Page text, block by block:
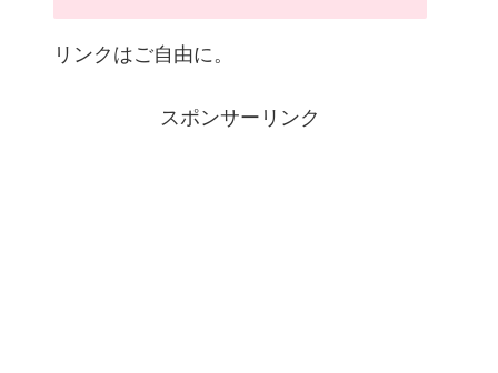
リンクはご自由に。
スポンサーリンク